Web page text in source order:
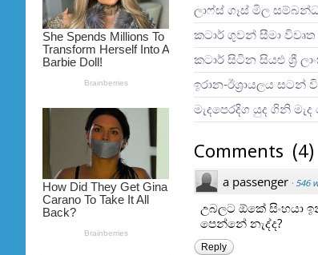
ලාෆ්ස් ගෑස් මිල
කටාර් ගුවන් සීමා
කටාර් සිටින සියළු ශ්‍රී
ඉරාන-ඊශ්‍රායලය සටන්
මැදපෙරදිග යුද ගිනි
Comments (4)
a passenger · 546
උබලට ඕකේ සිංහයා
පෙන්නේ නැද්ද?
Reply